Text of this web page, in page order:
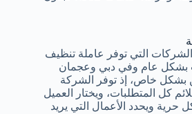
التي توفر عاملة تنظيف
بشكل عام وفي دبي وعجمان
بشكل خاص، إذ توفر الشركة
كل المتطلبات، ويختار العميل
حرية ويحدد الأعمال التي يريد